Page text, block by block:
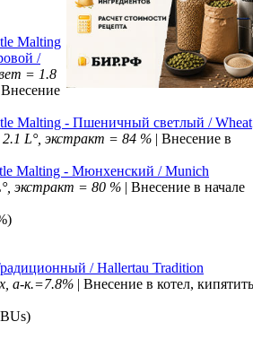
Malting
/
= 1.8
Внесение
Malting - Пшеничный светлый / Wheat
L°, экстракт = 84 % | Внесение в
Malting - Мюнхенский / Munich
экстракт = 80 % | Внесение в начале
/ Hallertau Tradition
a-к.=7.8% | Внесение в котел, кипятить